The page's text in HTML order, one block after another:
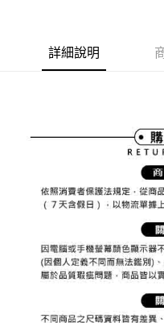
成交易。
3.實際核准額度、可分期數及費
1.分期款項不併入電信帳單，「
2.透過簡訊連結打開帳單後，可
帳／街口支付／iPASS MONEY
1.本服務係由「台灣大哥大股份
用戶於交易時，得透過本服務購
買賣價金債權讓與本公司後，依
2.基於同意付款使用「大哥付你
由本公司與您本人進行分期帳單
3.完整用戶服務條款，請詳閱以
【關於「AFTEE先享後付」】
AFTEE先享後付是「在收到商品
【「AFTEE先享後付」結帳流程
結帳頁面，進行簡訊認證並確認
２．訂單成立數日內，您將收到
３．收到繳費通知簡訊後14天內
ATM／網路銀行／等多元方式進
※ 請注意：結帳手續完成當下不
購買商品的店家。未經商家同意
後付繳納相關費用。
※ 交易是否成功請以「AFTEE先
是否繳費成功／繳費後需取消欲
https://
ATM付款
免運費
免運費
付款後萊爾富取貨
詳細說明